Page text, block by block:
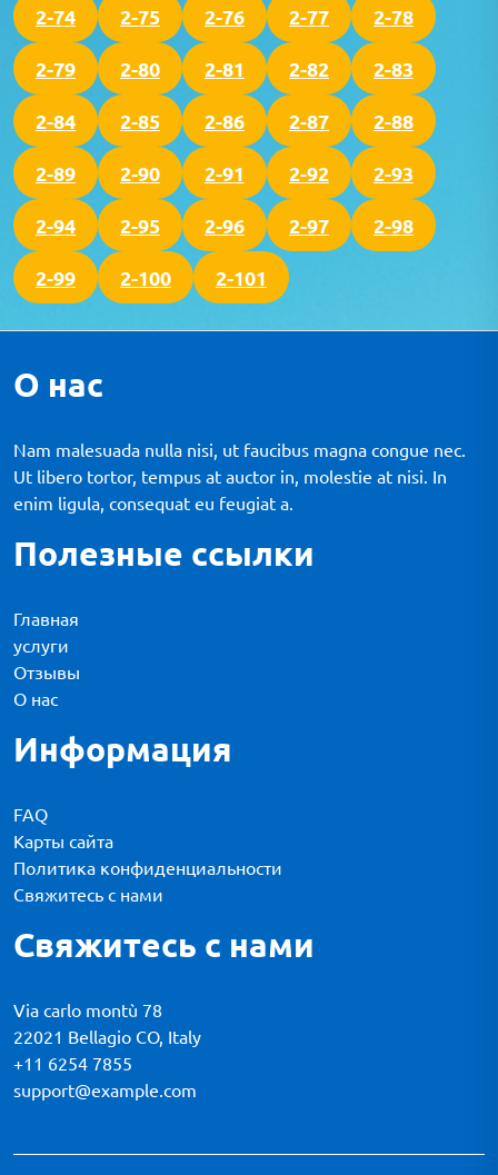
2-74 2-75 2-76 2-77 2-78
2-79 2-80 2-81 2-82 2-83
2-84 2-85 2-86 2-87 2-88
2-89 2-90 2-91 2-92 2-93
2-94 2-95 2-96 2-97 2-98
2-99 2-100 2-101
О нас
Nam malesuada nulla nisi, ut faucibus magna congue nec.
Ut libero tortor, tempus at auctor in, molestie at nisi. In
enim ligula, consequat eu feugiat a.
Полезные ссылки
Главная
услуги
Отзывы
О нас
Информация
FAQ
Карты сайта
Политика конфиденциальности
Свяжитесь с нами
Свяжитесь с нами
Via carlo montù 78
22021 Bellagio CO, Italy
+11 6254 7855
support@example.com